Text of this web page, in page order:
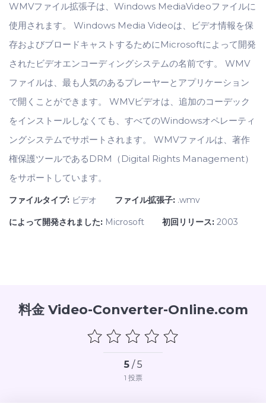
WMVファイル拡張子は、Windows MediaVideoファイルに
使用されます。 Windows Media Videoは、ビデオ情報を保
存およびブロードキャストするためにMicrosoftによって開発
されたビデオエンコーディングシステムの名前です。 WMV
ファイルは、最も人気のあるプレーヤーとアプリケーション
で開くことができます。 WMVビデオは、追加のコーデック
をインストールしなくても、すべてのWindowsオペレーティ
ングシステムでサポートされます。 WMVファイルは、著作
権保護ツールであるDRM（Digital Rights Management）
をサポートしています。
ファイルタイプ: ビデオ ファイル拡張子: .wmv
によって開発されました: Microsoft 初回リリース: 2003
料金 Video-Converter-Online.com
5/ 5
1 投票